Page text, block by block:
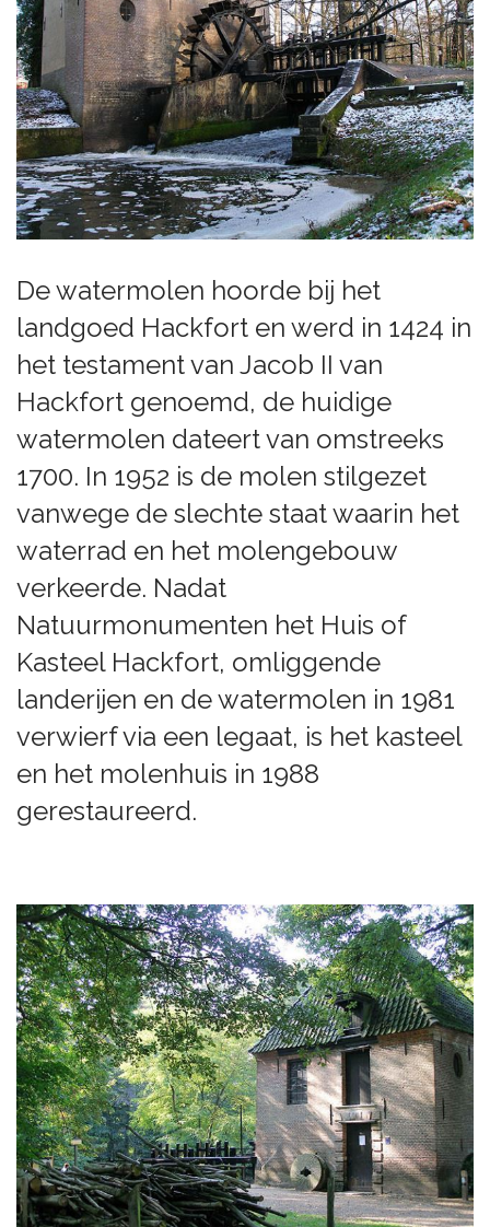
De watermolen hoorde bij het
landgoed Hackfort en werd in 1424 in
het testament van Jacob II van
Hackfort genoemd, de huidige
watermolen dateert van omstreeks
1700. In 1952 is de molen stilgezet
vanwege de slechte staat waarin het
waterrad en het molengebouw
verkeerde. Nadat
Natuurmonumenten het Huis of
Kasteel Hackfort, omliggende
landerijen en de watermolen in 1981
verwierf via een legaat, is het kasteel
en het molenhuis in 1988
gerestaureerd.